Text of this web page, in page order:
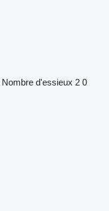
Nombre d'essieux 2 0